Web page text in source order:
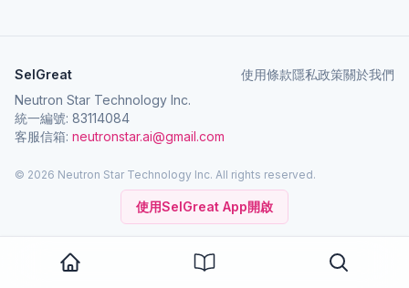
使用SelGreat App開啟
SelGreat
Neutron Star Technology Inc.
統一編號: 83114084
客服信箱: neutronstar.ai@gmail.com
使用條款隱私政策關於我們
© 2026 Neutron Star Technology Inc. All rights reserved.